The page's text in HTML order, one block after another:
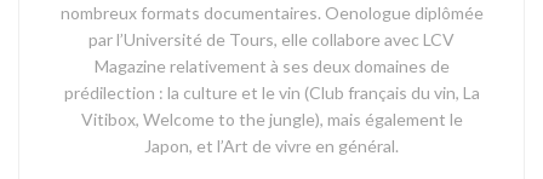
nombreux formats documentaires. Oenologue diplômée
par l’Université de Tours, elle collabore avec LCV
Magazine relativement à ses deux domaines de
prédilection : la culture et le vin (Club français du vin, La
Vitibox, Welcome to the jungle), mais également le
Japon, et l’Art de vivre en général.